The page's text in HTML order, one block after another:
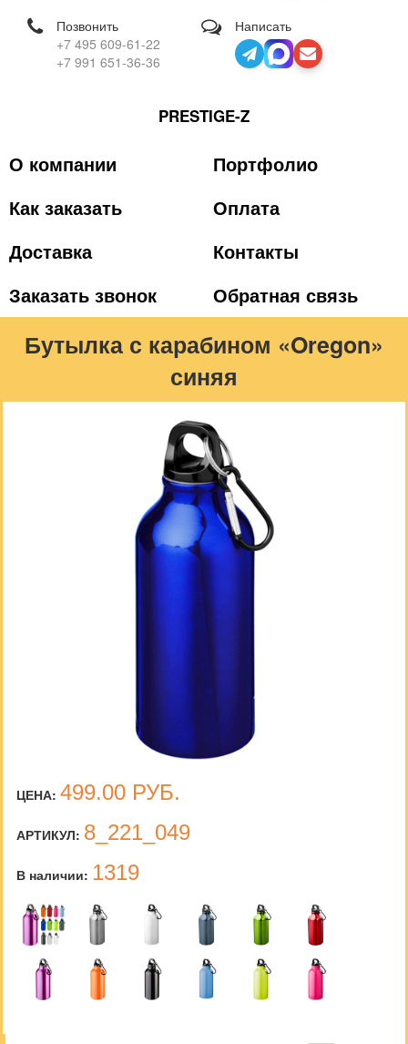
Позвонить
+7 495 609-61-22
+7 991 651-36-36
Написать
PRESTIGE-Z
О компании
Портфолио
Как заказать
Оплата
Доставка
Контакты
Заказать звонок
Обратная связь
Бутылка с карабином «Oregon»
синяя
ЦЕНА: 499.00 РУБ.
АРТИКУЛ: 8_221_049
В наличии: 1319